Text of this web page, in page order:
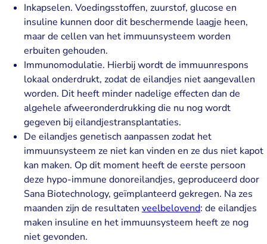
Inkapselen. Voedingsstoffen, zuurstof, glucose en
insuline kunnen door dit beschermende laagje heen,
maar de cellen van het immuunsysteem worden
erbuiten gehouden.
Immunomodulatie. Hierbij wordt de immuunrespons
lokaal onderdrukt, zodat de eilandjes niet aangevallen
worden. Dit heeft minder nadelige effecten dan de
algehele afweeronderdrukking die nu nog wordt
gegeven bij eilandjestransplantaties.
De eilandjes genetisch aanpassen zodat het
immuunsysteem ze niet kan vinden en ze dus niet kapot
kan maken. Op dit moment heeft de eerste persoon
deze hypo-immune donoreilandjes, geproduceerd door
Sana Biotechnology, geïmplanteerd gekregen. Na zes
maanden zijn de resultaten veelbelovend: de eilandjes
maken insuline en het immuunsysteem heeft ze nog
niet gevonden.